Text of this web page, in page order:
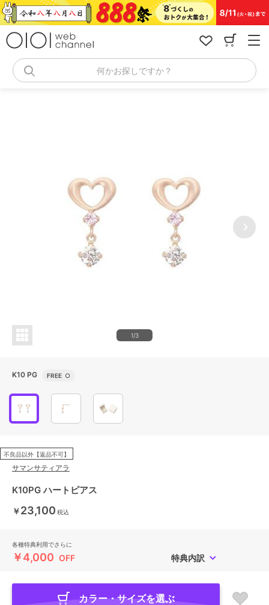
コ
ン
何かお探しですか？
1/3
K10 PG FREE ○
不良品以外【返品不可】
サマンサティアラ
K10PG ハートピアス
￥23,100 税込
各種特典利用でさらに
￥4,000 OFF 特典内訳
カラー・サイズを選ぶ